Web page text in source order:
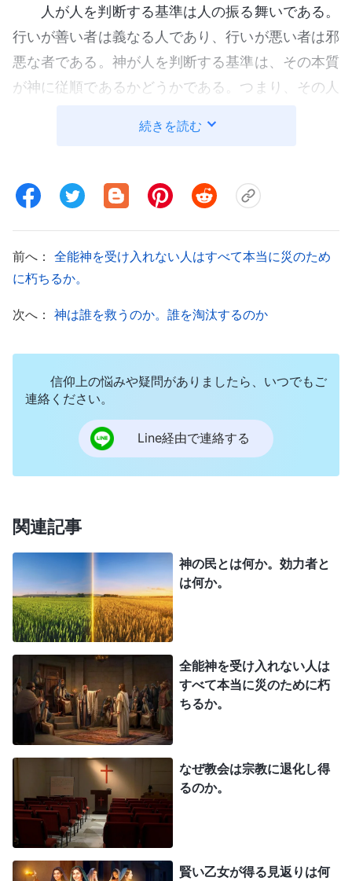
人が人を判断する基準は人の振る舞いである。
行いが善い者は義なる人であり、行いが悪い者は邪
悪な者である。神が人を判断する基準は、その本質
が神に従順であるかどうかである。つまり、その人
うでないかに関わらず、神に従順な者は義であり、
い行いによって未来のよい終着点を獲得しようと思
い、一部の人はよい言葉によって未来のよい終着点
い、或いは人の言葉によって人の結末を定めると間
違った信じ方をし、ゆえに多くの人は偽ってこれら
を用いて恵みを獲得しようとする。後に安息の中で
本分を果たしてきた人であり、神に従おうとする人
うと思う人たちはみな、生き残ることができないだ
それを決定するのでもなく、一定の期間の行いに基
づいて決定するのでもない。神は人がかつて神に仕
えたからといって、そのすべての悪行に対して寛大
に対処することは決してなく、また、人が神のため
に一時費やしたからといって彼の死を免除すること
もない。だれ一人として自分の悪の報いから逃れら
れず、また、だれ一人として自分の悪行を隠して滅
びの苦しみから逃れることもできない。もし人が本
当に自分の本分を果たすことができるのであれば、
祝福を受けるにしろ不運に苦しむにしろ、その人が
神に永遠に忠実であり、報いを求めないという意味
である。祝福が見えれば神に忠実であり、祝福が見
えない時は忠実ではなくなり、結局神のために証し
をすることができず、尽くすべきように本分を尽く
すこともできないこのような人たちは、かつては神
続きを読む
前へ： 全能神を受け入れない人はすべて本当に災のため
に朽ちるか。
次へ： 神は誰を救うのか。誰を淘汰するのか
信仰上の悩みや疑問がありましたら、いつでもご
連絡ください。
Line経由で連絡する
関連記事
神の民とは何か。効力者と
は何か。
全能神を受け入れない人は
すべて本当に災のために朽
ちるか。
なぜ教会は宗教に退化し得
るのか。
賢い乙女が得る見返りは何